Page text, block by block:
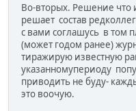
Во-вторых. Решение что
решает состав
с вами соглашусь в том
(может годом ранее)
тиражирую известную
указанномупериоду
приводить не буду-
это воочую.